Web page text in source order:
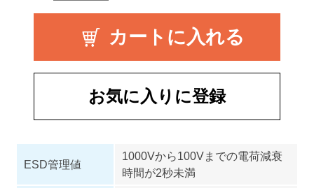
お気に入りに登録
ESD管理値
1000Vから100Vまでの電荷減衰
時間が2秒未満